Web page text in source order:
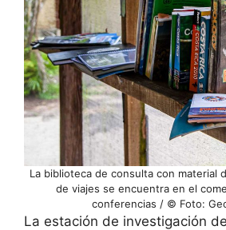
La biblioteca de consulta con material
de viajes se encuentra en el
conferencias / © Foto:
La estación de investigación